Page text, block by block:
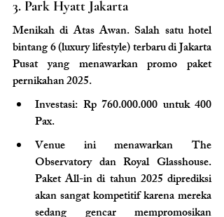
3. Park Hyatt Jakarta
Menikah di Atas Awan. Salah satu hotel
bintang 6 (luxury lifestyle) terbaru di Jakarta
Pusat yang menawarkan promo paket
pernikahan 2025.
Investasi: Rp 760.000.000 untuk 400
Pax.
Venue ini menawarkan The
Observatory dan Royal Glasshouse.
Paket All-in di tahun 2025 diprediksi
akan sangat kompetitif karena mereka